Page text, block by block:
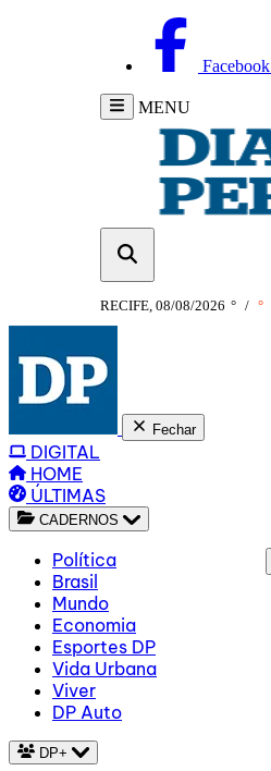
Facebook
MENU
RECIFE, 08/08/2026 ° / °
Fechar
DIGITAL
HOME
ÚLTIMAS
CADERNOS
Política
Brasil
Mundo
Economia
Esportes DP
Vida Urbana
Viver
DP Auto
DP+